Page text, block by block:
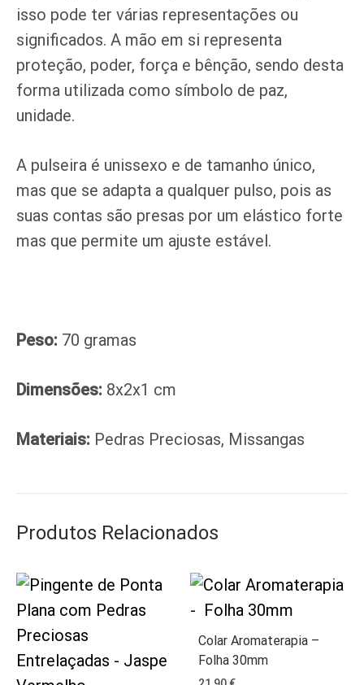
isso pode ter várias representações ou
significados. A mão em si representa
proteção, poder, força e bênção, sendo desta
forma utilizada como símbolo de paz,
unidade.
A pulseira é unissexo e de tamanho único,
mas que se adapta a qualquer pulso, pois as
suas contas são presas por um elástico forte
mas que permite um ajuste estável.
Peso: 70 gramas
Dimensões: 8x2x1 cm
Materiais: Pedras Preciosas, Missangas
Produtos Relacionados
Colar Aromaterapia –
Folha 30mm